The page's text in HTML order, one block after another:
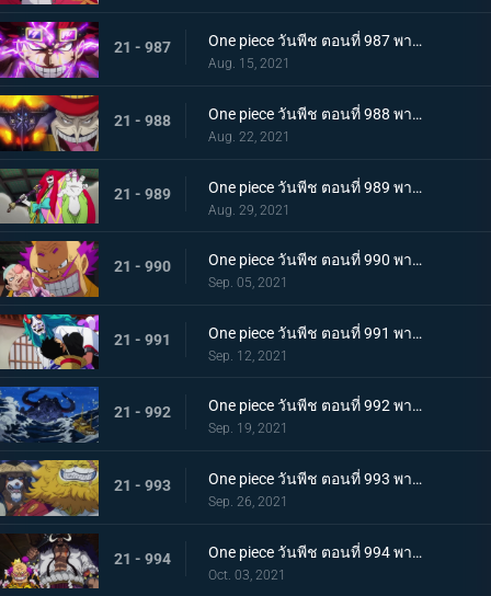
21 - 987 One piece วันพีช ตอนที่ 987 พากย์ไทย ฝันแตกสลาย กับดักล่อลวงซันจิ
Aug. 15, 2021
21 - 988 One piece วันพีช ตอนที่ 988 พากย์ไทย กำลังเสริมมาถึง! หัวหน้าหน่วยกลุ่มโจรสลัดหนวดขาว
Aug. 22, 2021
21 - 989 One piece วันพีช ตอนที่ 989 พากย์ไทย คำสาบานของบุรุษ! บราคิโอ้แทงก์สู้ดุเดือด
Aug. 29, 2021
21 - 990 One piece วันพีช ตอนที่ 990 พากย์ไทย ฟ้าสนั่น 8 ทิศ! ลูกชายไคโดปรากฏตัว
Sep. 05, 2021
21 - 991 One piece วันพีช ตอนที่ 991 พากย์ไทย เป็นศัตรูหรือเป็นมิตร? ลูฟี่กับยามาโตะ
Sep. 12, 2021
21 - 992 One piece วันพีช ตอนที่ 992 พากย์ไทย อยากจะเป็นโอเด้ง ความรู้สึกของยามาโตะ
Sep. 19, 2021
21 - 993 One piece วันพีช ตอนที่ 993 พากย์ไทย ระเบิด! พันธนาการที่มัดอิสระของยามาโตะ
Sep. 26, 2021
21 - 994 One piece วันพีช ตอนที่ 994 พากย์ไทย ปลอกดาบแดงดวลกันตัวต่อตัว คิคุโนะโจ ปะทะ คันจูโร่
Oct. 03, 2021